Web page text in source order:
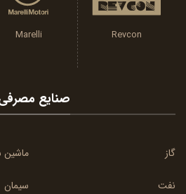
Revcon
Marelli
صنایع
گاز
نفت
ماشین
سیمان